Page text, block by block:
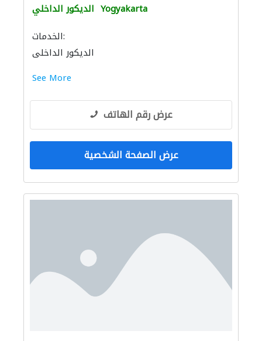
الديكور الداخلي Yogyakarta
الخدمات:
الديكور الداخلي
See More
عرض رقم الهاتف
عرض الصفحة الشخصية